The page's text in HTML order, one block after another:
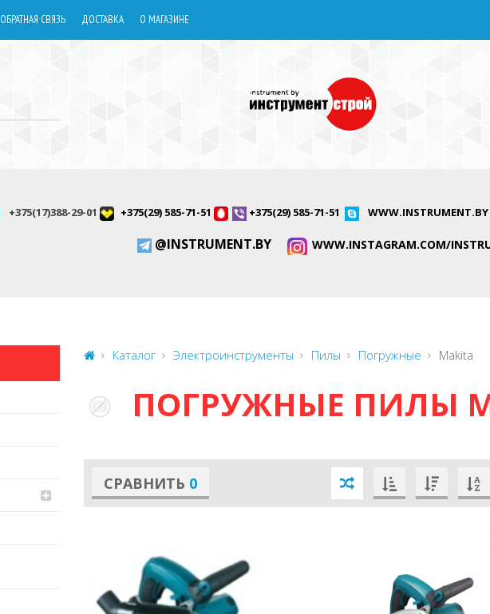
ОБРАТНАЯ СВЯЗЬ ДОСТАВКА О МАГАЗИНЕ
+375(17)388-29-01 +375(29) 585-71-51 +375(29) 585-71-51 WWW.INSTRUMENT.BY
@INSTRUMENT.BY WWW.INSTAGRAM.COM/
Каталог Электроинструменты Пилы Погружные Makita
ПОГРУЖНЫЕ ПИЛЫ
СРАВНИТЬ 0